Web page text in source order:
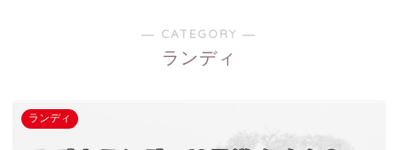
― CATEGORY ―
ランディ
ランディ